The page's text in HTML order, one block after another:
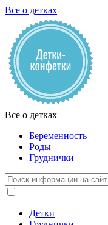
Все о детках
Все о детках
Беременность
Роды
Груднички
Детки